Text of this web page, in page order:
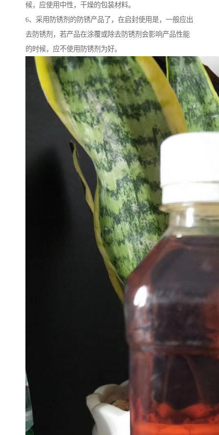
候，应使用中性，干燥的包装材料。
6、采用防锈剂的防锈产品了，在启封使用是，一般应出
去防锈剂，若产品在涂覆或除去防锈剂会影响产品性能
的时候，应不使用防锈剂为好。